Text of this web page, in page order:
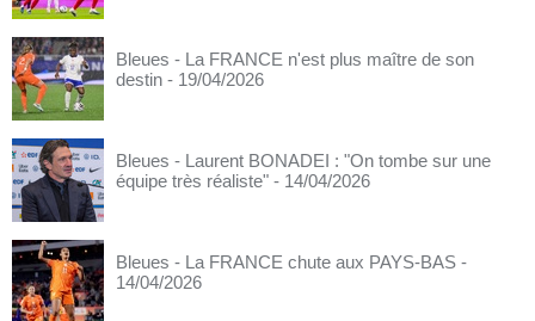
Bleues - La FRANCE n'est plus maître de son
destin - 19/04/2026
Bleues - Laurent BONADEI : "On tombe sur une
équipe très réaliste" - 14/04/2026
Bleues - La FRANCE chute aux PAYS-BAS -
14/04/2026